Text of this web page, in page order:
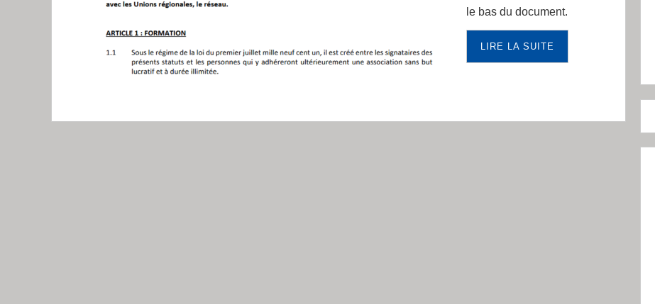
le bas du document.
LIRE LA SUITE